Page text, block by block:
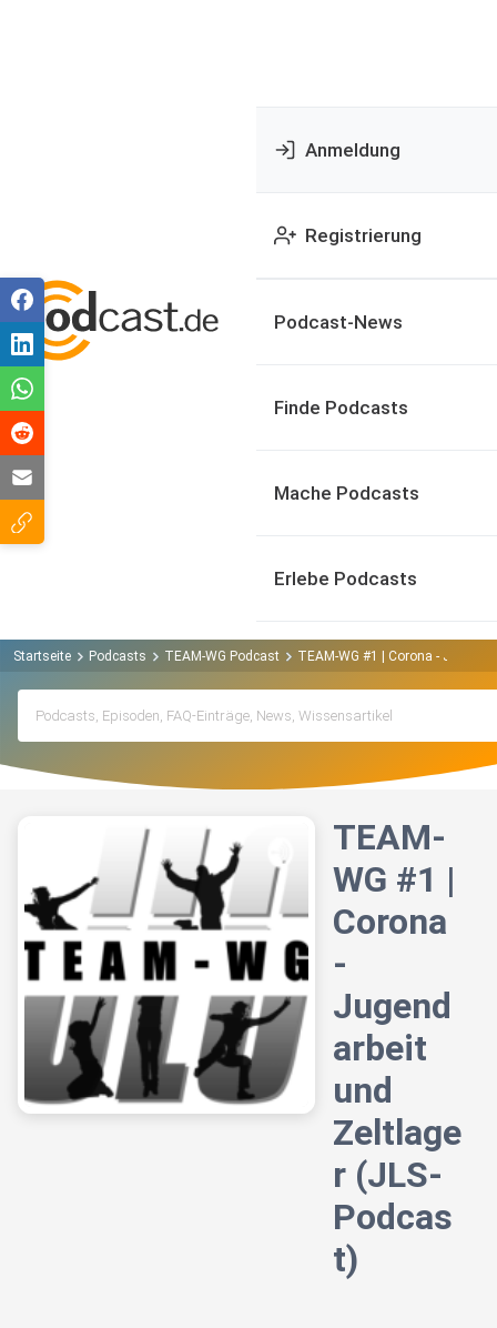
Anmeldung
Registrierung
Podcast-News
Finde Podcasts
Mache Podcasts
Erlebe Podcasts
Startseite Podcasts TEAM-WG Podcast TEAM-WG #1 | Corona -
TEAM-
WG #1 |
Corona
-
Jugend
arbeit
und
Zeltlage
r (JLS-
Podcas
t)